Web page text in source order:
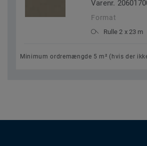
Varenr.
Format
Rulle 2 x 23 m
Minimum ordremængde 5 m² (hvis der